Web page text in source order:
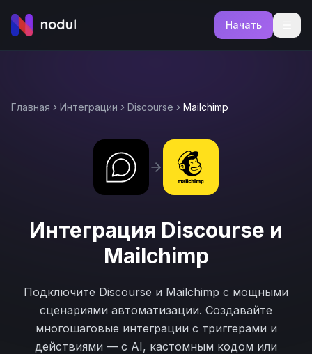
Начать
Главная Интеграции Discourse Mailchimp
Интеграция Discourse и
Mailchimp
Подключите Discourse и Mailchimp с мощными
сценариями автоматизации. Создавайте
многошаговые интеграции с триггерами и
действиями — с AI, кастомным кодом или